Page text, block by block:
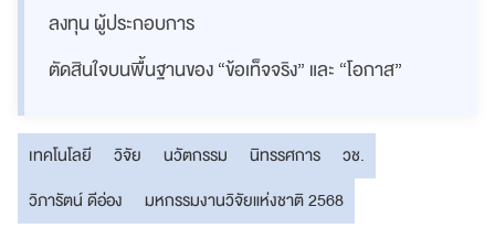
ลงทุน ผู้ประกอบการ
ตัดสินใจบนพื้นฐานของ “ข้อเท็จจริง” และ “โอกาส”
เทคโนโลยี วิจัย นวัตกรรม นิทรรศการ
วช.
วิภารัตน์ ดีอ่อง
มหกรรมงานวิจัยแห่งชาติ 2568